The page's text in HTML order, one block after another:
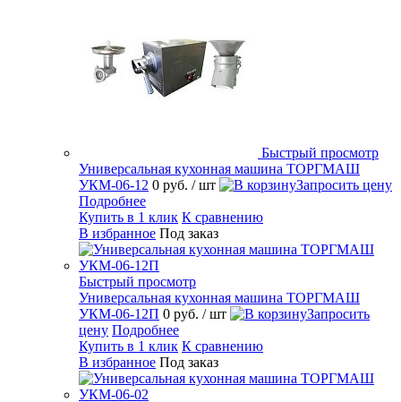
Быстрый просмотр
Универсальная кухонная машина ТОРГМАШ
УКМ-06-12 0 руб. / шт
Запросить цену
Подробнее
Купить в 1 клик К сравнению
В избранное Под заказ
Быстрый просмотр
Универсальная кухонная машина ТОРГМАШ
УКМ-06-12П 0 руб. / шт
Запросить
цену Подробнее
Купить в 1 клик К сравнению
В избранное Под заказ